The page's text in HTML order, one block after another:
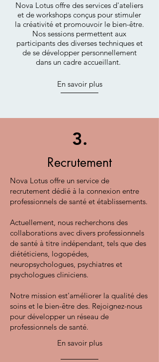
Nova Lotus offre des services d'ateliers
et de workshops conçus pour stimuler
la créativité et promouvoir le bien-être.
Nos sessions permettent aux
participants des diverses techniques et
de se développer personnellement
dans un cadre accueillant.
En savoir plus
3.
Recrutement
Nova Lotus offre un service de
recrutement dédié à la connexion entre
professionnels de santé et établissements.
Actuellement, nous recherchons des
collaborations avec divers professionnels
de santé à titre indépendant, tels que des
diététiciens, logopédes,
neuropsychologues, psychiatres et
psychologues cliniciens.
Notre mission est'améliorer la qualité des
soins et le bien-être des. Rejoignez-nous
pour développer un réseau de
professionnels de santé.
En savoir plus